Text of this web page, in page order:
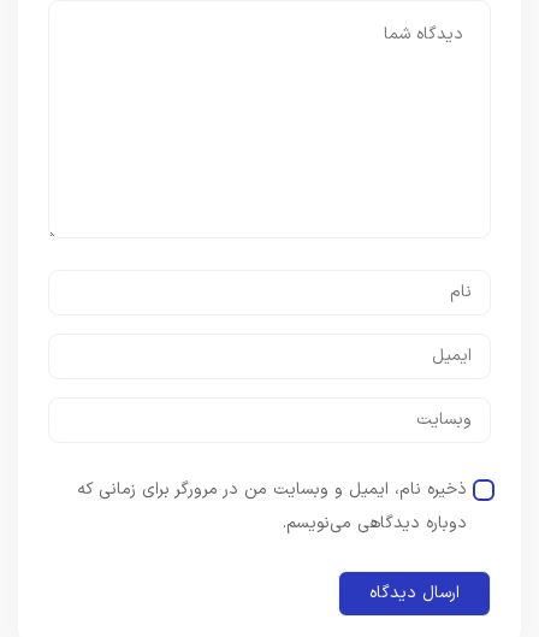
ذخیره نام، ایمیل و وبسایت من در مرورگر برای زمانی که
دوباره دیدگاهی می‌نویسم.